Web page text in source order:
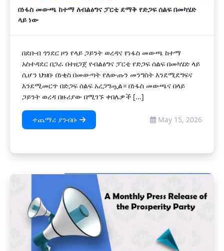
በነፋስ መውጫ ከተማ ለብልፅግና ፓርቲ ደማቅ የድጋፍ ሰልፍ በመካሄድ
ላይ ነው
በደቡብ ጎንደር ዞን የላይ ጋይንት ወረዳና የነፋስ መውጫ ከተማ
አስተዳደር በጋራ በተዘጋጀ የብልፅግና ፓርቲ የድጋፍ ሰልፍ በመካሄድ ላይ
ሲሆን ህዝቡ በነቂስ በመውጣት የለውጡን መንግስት እንደሚደግፍና
እንደሚመርጥ በድጋፍ ሰልፍ አረጋግጧል። በነፋስ መውጫና በላይ
ጋይንት ወረዳ በዙሪያው በሚገኙ ቀበሌዎች [...]
ተጨማሪ ያንብቡ May 15, 2026